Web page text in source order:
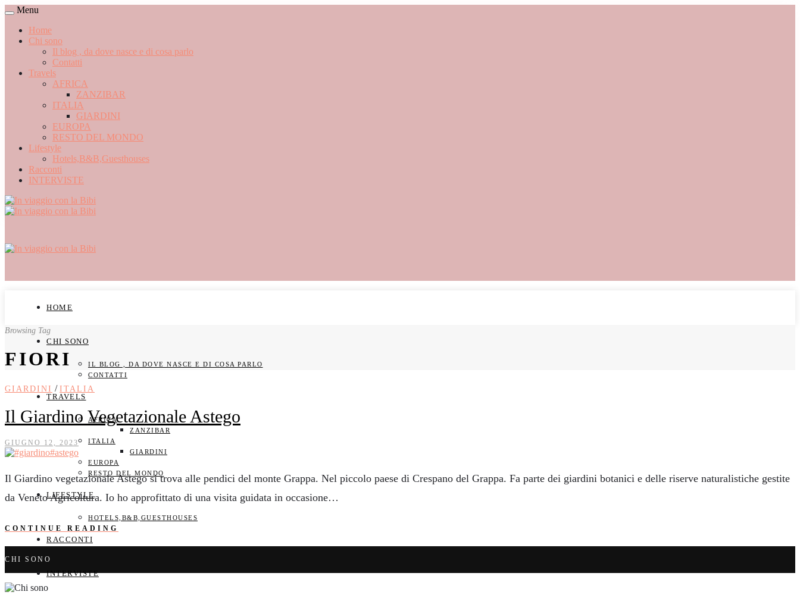
Menu
Home
Chi sono
Il blog , da dove nasce e di cosa parlo
Contatti
Travels
AFRICA
ZANZIBAR
ITALIA
GIARDINI
EUROPA
RESTO DEL MONDO
Lifestyle
Hotels,B&B,Guesthouses
Racconti
INTERVISTE
HOME
CHI SONO
IL BLOG , DA DOVE NASCE E DI COSA PARLO
CONTATTI
TRAVELS
AFRICA
ZANZIBAR
ITALIA
GIARDINI
EUROPA
RESTO DEL MONDO
LIFESTYLE
HOTELS,B&B,GUESTHOUSES
RACCONTI
INTERVISTE
Browsing Tag
FIORI
GIARDINI / ITALIA
Il Giardino Vegetazionale Astego
GIUGNO 12, 2023
Il Giardino vegetazionale Astego si trova alle pendici del monte Grappa. Nel piccolo paese di Crespano del Grappa. Fa parte dei giardini botanici e delle riserve naturalistiche gestite
da Veneto Agricoltura. Io ho approfittato di una visita guidata in occasione…
CONTINUE READING
CHI SONO